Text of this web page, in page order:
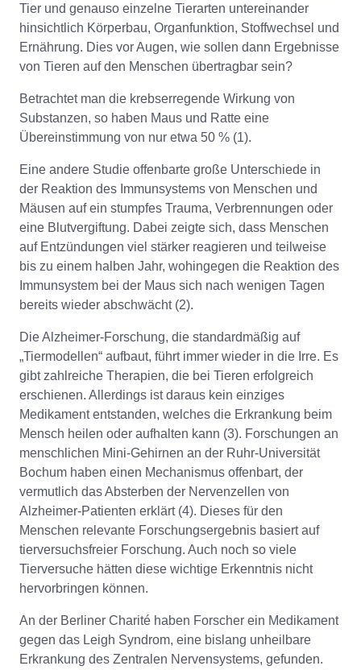
Tier und genauso einzelne Tierarten untereinander
hinsichtlich Körperbau, Organfunktion, Stoffwechsel und
Ernährung. Dies vor Augen, wie sollen dann Ergebnisse
von Tieren auf den Menschen übertragbar sein?
Betrachtet man die krebserregende Wirkung von
Substanzen, so haben Maus und Ratte eine
Übereinstimmung von nur etwa 50 % (1).
Eine andere Studie offenbarte große Unterschiede in
der Reaktion des Immunsystems von Menschen und
Mäusen auf ein stumpfes Trauma, Verbrennungen oder
eine Blutvergiftung. Dabei zeigte sich, dass Menschen
auf Entzündungen viel stärker reagieren und teilweise
bis zu einem halben Jahr, wohingegen die Reaktion des
Immunsystem bei der Maus sich nach wenigen Tagen
bereits wieder abschwächt (2).
Die Alzheimer-Forschung, die standardmäßig auf
„Tiermodellen“ aufbaut, führt immer wieder in die Irre. Es
gibt zahlreiche Therapien, die bei Tieren erfolgreich
erschienen. Allerdings ist daraus kein einziges
Medikament entstanden, welches die Erkrankung beim
Mensch heilen oder aufhalten kann (3). Forschungen an
menschlichen Mini-Gehirnen an der Ruhr-Universität
Bochum haben einen Mechanismus offenbart, der
vermutlich das Absterben der Nervenzellen von
Alzheimer-Patienten erklärt (4). Dieses für den
Menschen relevante Forschungsergebnis basiert auf
tierversuchsfreier Forschung. Auch noch so viele
Tierversuche hätten diese wichtige Erkenntnis nicht
hervorbringen können.
An der Berliner Charité haben Forscher ein Medikament
gegen das Leigh Syndrom, eine bislang unheilbare
Erkrankung des Zentralen Nervensystems, gefunden.